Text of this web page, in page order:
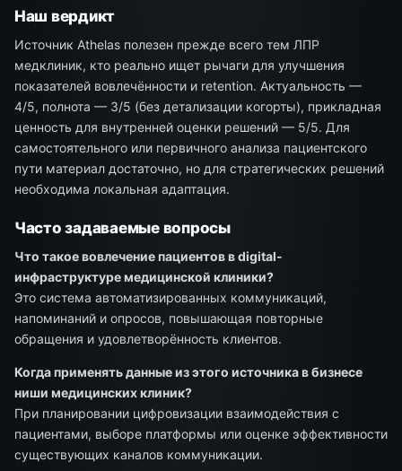
Наш вердикт
Источник Athelas полезен прежде всего тем ЛПР
медклиник, кто реально ищет рычаги для улучшения
показателей вовлечённости и retention. Актуальность —
4/5, полнота — 3/5 (без детализации когорты), прикладная
ценность для внутренней оценки решений — 5/5. Для
самостоятельного или первичного анализа пациентского
пути материал достаточно, но для стратегических решений
необходима локальная адаптация.
Часто задаваемые вопросы
Что такое вовлечение пациентов в digital-
инфраструктуре медицинской клиники?
Это система автоматизированных коммуникаций,
напоминаний и опросов, повышающая повторные
обращения и удовлетворённость клиентов.
Когда применять данные из этого источника в бизнесе
ниши медицинских клиник?
При планировании цифровизации взаимодействия с
пациентами, выборе платформы или оценке эффективности
существующих каналов коммуникации.